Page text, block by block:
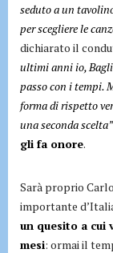
seduto a un
per scegliere le
dichiarato il
ultimi anni io,
passo con i tempi.
forma di rispetto
una seconda scelta”
gli fa onore.
Sarà proprio
importante
un quesito a cui
mesi: ormai il